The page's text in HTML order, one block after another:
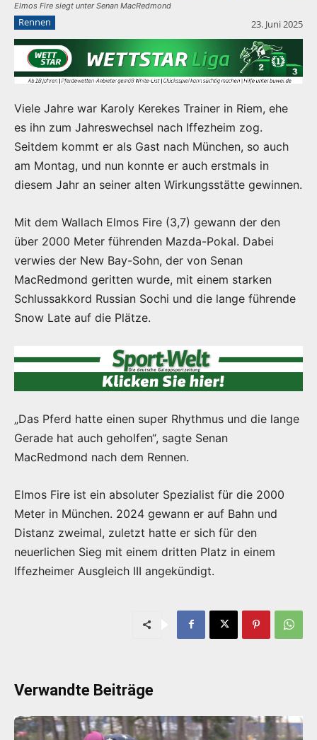
Elmos Fire siegt unter Senan MacRedmond
Rennen 23. Juni 2025
Viele Jahre war Karoly Kerekes Trainer in Riem, ehe
es ihn zum Jahreswechsel nach Iffezheim zog.
Seitdem kommt er als Gast nach München, so auch
am Montag, und nun konnte er auch erstmals in
diesem Jahr an seiner alten Wirkungsstätte gewinnen.
Mit dem Wallach Elmos Fire (3,7) gewann der den
über 2000 Meter führenden Mazda-Pokal. Dabei
verwies der New Bay-Sohn, der von Senan
MacRedmond geritten wurde, mit einem starken
Schlussakkord Russian Sochi und die lange führende
Snow Late auf die Plätze.
„Das Pferd hatte einen super Rhythmus und die lange
Gerade hat auch geholfen“, sagte Senan
MacRedmond nach dem Rennen.
Elmos Fire ist ein absoluter Spezialist für die 2000
Meter in München. 2024 gewann er auf Bahn und
Distanz zweimal, zuletzt hatte er sich für den
neuerlichen Sieg mit einem dritten Platz in einem
Iffezheimer Ausgleich III angekündigt.
Verwandte Beiträge